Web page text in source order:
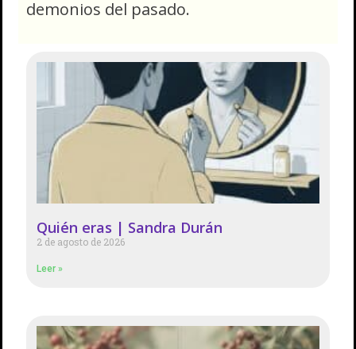
demonios del pasado.
Quién eras | Sandra Durán
2 de agosto de 2026
Leer »